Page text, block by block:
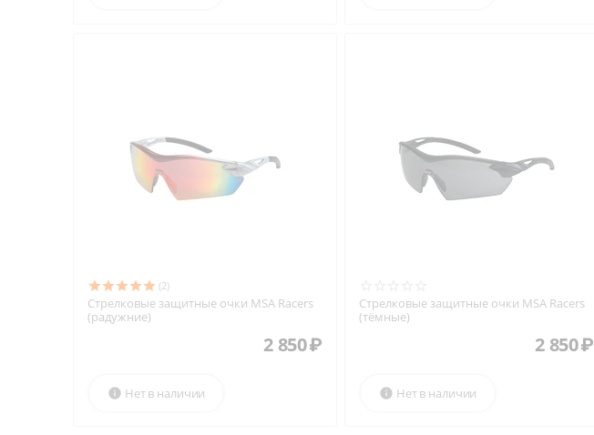
(2)
Стрелковые защитные очки MSA Racers
(радужние)
2 850₽
Нет в наличии

Стрелковые защитные очки MSA Racers
(тёмные)
2 850₽
Нет в наличии
